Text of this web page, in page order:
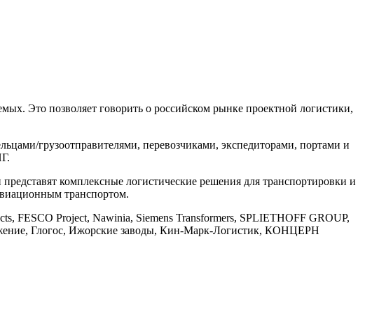
Это позволяет говорить о российском рынке проектной логистики,
грузоотправителями, перевозчиками, экспедиторами, портами и
комплексные логистические решения для транспортировки и
транспортом.
FESCO Project, Nawinia, Siemens Transformers, SPLIETHOFF GROUP,
Глогос, Ижорские заводы, Кин-Марк-Логистик, КОНЦЕРН